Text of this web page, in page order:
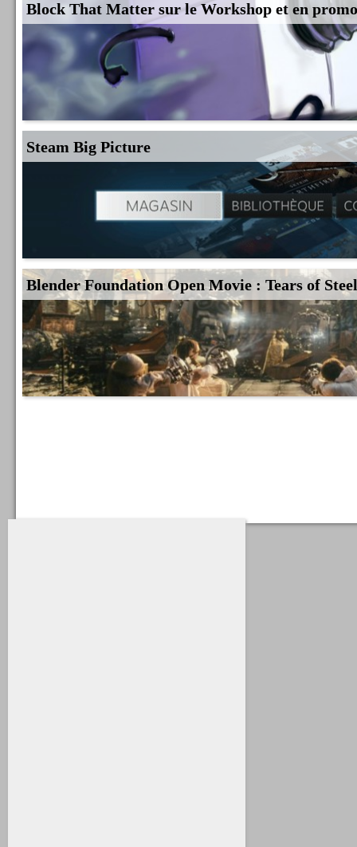
Block That Matter sur le Workshop et en
Steam Big Picture
Blender Foundation Open Movie : Tears of